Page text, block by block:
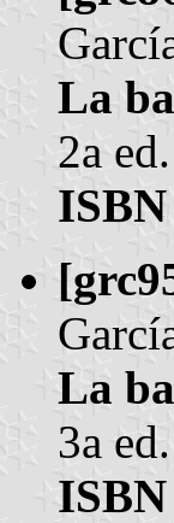
La
2a
ISBN
La
3a
ISBN